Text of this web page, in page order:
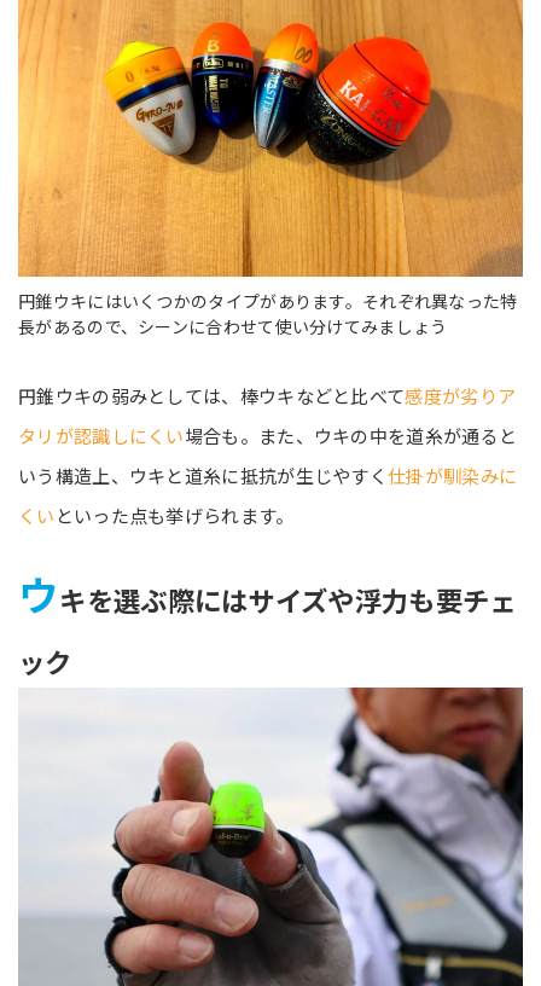
円錐ウキにはいくつかのタイプがあります。それぞれ異なった特
長があるので、シーンに合わせて使い分けてみましょう
円錐ウキの弱みとしては、棒ウキなどと比べて感度が劣りア
タリが認識しにくい場合も。また、ウキの中を道糸が通ると
いう構造上、ウキと道糸に抵抗が生じやすく仕掛が馴染みに
くい といった点も挙げられます。
ウキを選ぶ際にはサイズや浮力も要チェ
ック